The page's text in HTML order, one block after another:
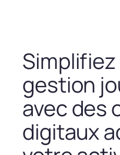
gestion
avec des
digitaux